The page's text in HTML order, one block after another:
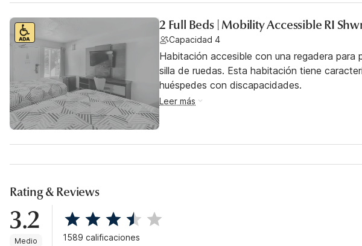
2 Full Beds | Mobility Accessible RI
Capacidad 4
Habitación accesible con una regadera para
silla de ruedas. Esta habitación tiene
huéspedes con discapacidades.
Leer más
Rating & Reviews
3.2
Medio 1589 calificaciones